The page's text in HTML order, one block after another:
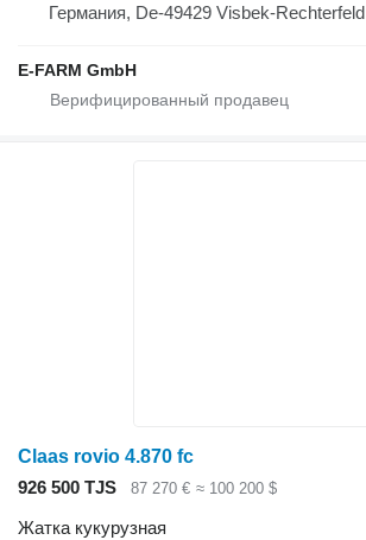
Германия, De-49429 Visbek-Rechterfeld
E-FARM GmbH
Claas rovio 4.870 fc
926 500 TJS
87 270 € ≈ 100 200 $
Жатка кукурузная